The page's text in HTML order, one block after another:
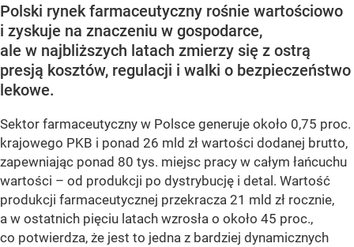
Polski rynek farmaceutyczny rośnie wartościowo
i zyskuje na znaczeniu w gospodarce,
ale w najbliższych latach zmierzy się z ostrą
presją kosztów, regulacji i walki o bezpieczeństwo
lekowe.
Sektor farmaceutyczny w Polsce generuje około 0,75 proc.
krajowego PKB i ponad 26 mld zł wartości dodanej brutto,
zapewniając ponad 80 tys. miejsc pracy w całym łańcuchu
wartości – od produkcji po dystrybucję i detal. Wartość
produkcji farmaceutycznej przekracza 21 mld zł rocznie,
a w ostatnich pięciu latach wzrosła o około 45 proc.,
co potwierdza, że jest to jedna z bardziej dynamicznych